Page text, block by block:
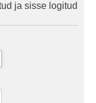
ja sisse logitud